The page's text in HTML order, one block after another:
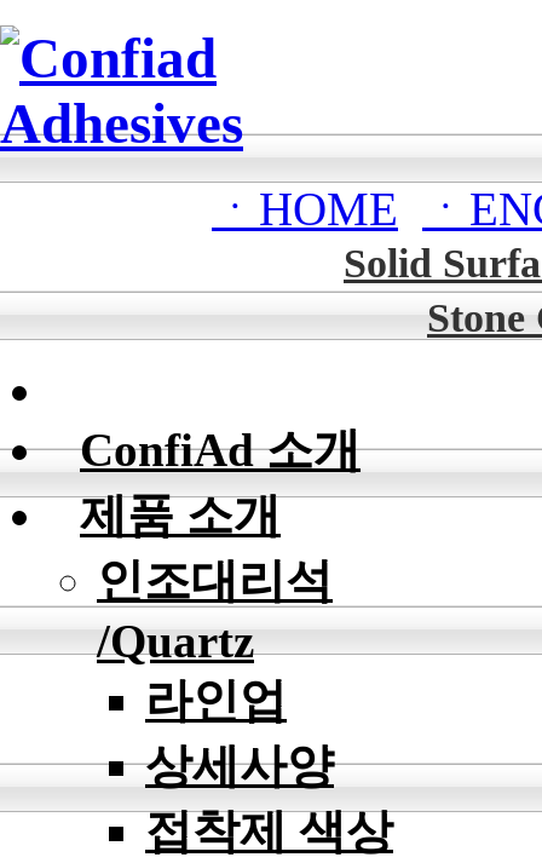
ㆍHOME ㆍ
Solid
Stone
ConfiAd 소개
제품 소개
인조대리석
/Quartz
라인업
상세사양
접착제 색상